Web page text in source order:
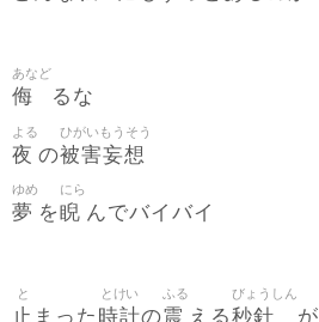
侮
あなど
るな
夜
よる
の被害妄想
ひがいもうそう
夢
ゆめ
を睨
にら
んでバイバイ
止
と
時計
とけい
震
ふる
秒針
びょうしん